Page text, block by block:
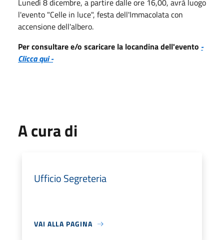
Lunedì 8 dicembre, a partire dalle ore 16,00, avrà luogo
l'evento "Celle in luce", festa dell'Immacolata con
accensione dell'albero.
Per consultare e/o scaricare la locandina dell'evento -
Clicca qui -
A cura di
Ufficio Segreteria
VAI ALLA PAGINA